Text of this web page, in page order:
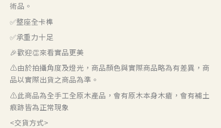
術品。
✅整座全卡榫
✅承重力十足
🎉歡迎👏來看實品更美
⚠️由於拍攝角度及燈光，商品顏色與實際商品略為有差異，商
品以實際出貨之商品為準。
⚠️此商品為全手工全原木產品，會有原木本身木瘡，會有補土
痕跡皆為正常現象
<交貨方式>